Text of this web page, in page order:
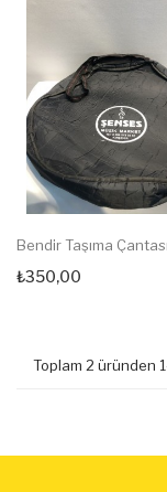
Bendir Taşıma Çantası
₺350,00
Toplam 2 üründen